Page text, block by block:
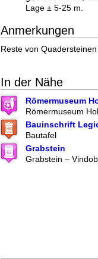
Lage ± 5-25 m.
Anmerkungen
Reste von Quadersteinen
In der Nähe
Römermuseum
Römermuseum
Bauinschrift
Bautafel
Grabstein
Grabstein –